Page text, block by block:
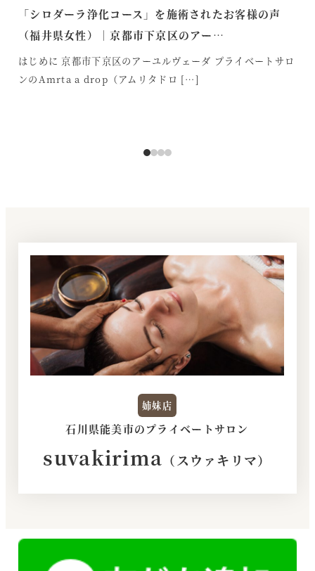
「シロダーラ浄化コース」を施術されたお客様の声
（福井県女性）｜京都市下京区のアー…
はじめに 京都市下京区のアーユルヴェーダ プライベートサロ
ンのAmrta a drop（アムリタドロ […]
姉妹店
石川県能美市のプライベートサロン
suvakirima （スウァキリマ）